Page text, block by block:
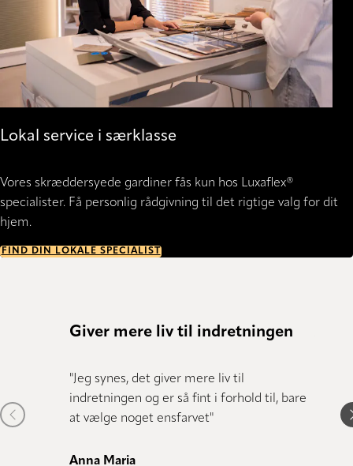
Lokal service i særklasse
Vores skræddersyede gardiner fås kun hos Luxaflex®
specialister. Få personlig rådgivning til det rigtige valg for dit
hjem.
FIND DIN LOKALE SPECIALIST
Giver mere liv til indretningen
"Jeg synes, det giver mere liv til
indretningen og er så fint i forhold til, bare
at vælge noget ensfarvet"
Anna Maria
Previous item